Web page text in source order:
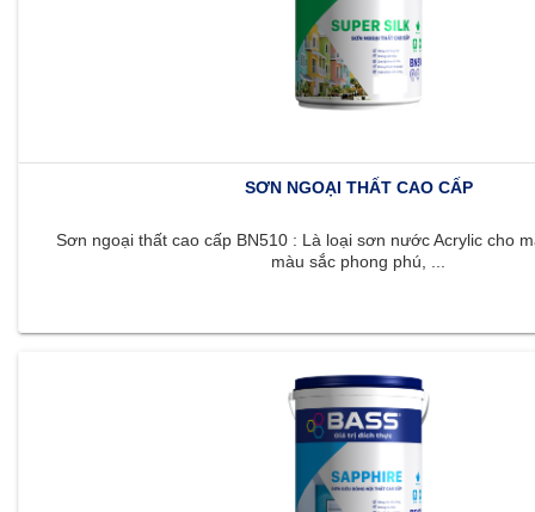
SƠN NGOẠI THẤT CAO CẤP
Sơn ngoại thất cao cấp BN510 : Là loại sơn nước Acrylic cho
màu sắc phong phú, ...